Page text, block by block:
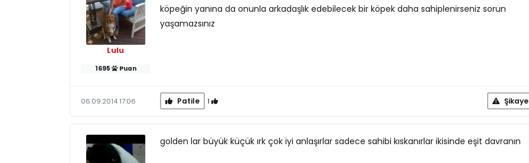
Lulu
1695 Puan
köpeğin yanına da onunla arkadaşlık edebilecek bir köpek daha sahiplenirseniz sorun
yaşamazsınız
06.09.2014 17:06 Patile 1
golden lar büyük küçük ırk çok iyi anlaşırlar sadece sahibi kıskanırlar ikisinde eşit davranın